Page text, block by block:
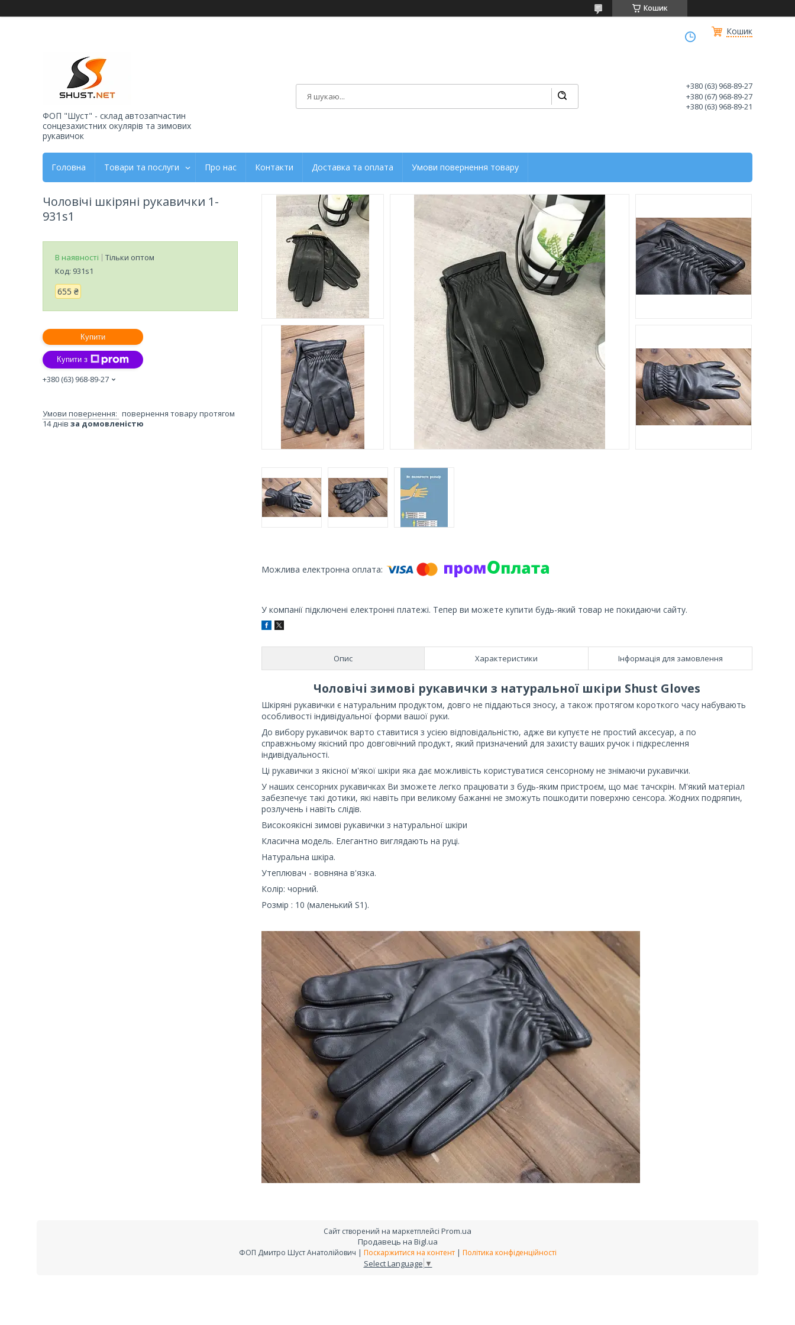
Кошик
Кошик
ФОП "Шуст" - склад автозапчастин
сонцезахистних окулярів та зимових
рукавичок
+380 (63) 968-89-27
+380 (67) 968-89-27
+380 (63) 968-89-21
Головна Товари та послуги Про нас Контакти Доставка та оплата Умови повернення товару
У компанії підключені електронні платежі. Тепер ви можете купити будь-який товар не покидаючи сайту.
Опис Характеристики Інформація для замовлення
Чоловічі зимові рукавички з натуральної шкіри Shust Gloves
Шкіряні рукавички є натуральним продуктом, довго не піддаються зносу, а також протягом короткого часу набувають
особливості індивідуальної форми вашої руки.
До вибору рукавичок варто ставитися з усією відповідальністю, адже ви купуєте не простий аксесуар, а по
справжньому якісний про довговічний продукт, який призначений для захисту ваших ручок і підкреслення
індивідуальності.
Ці рукавички з якісної м'якої шкіри яка дає можливість користуватися сенсорному не знімаючи рукавички.
У наших сенсорних рукавичках Ви зможете легко працювати з будь-яким пристроєм, що має тачскрін. М'який матеріал
забезпечує такі дотики, які навіть при великому бажанні не зможуть пошкодити поверхню сенсора. Жодних подряпин,
розлучень і навіть слідів.
Високоякісні зимові рукавички з натуральної шкіри
Класична модель. Елегантно виглядають на руці.
Натуральна шкіра.
Утеплювач - вовняна в'язка.
Колір: чорний.
Розмір : 10 (маленький S1).
Чоловічі шкіряні рукавички 1-
931s1
В наявності
Тільки оптом
Код: 931s1
655 ₴
Купити
Купити з
+380 (63) 968-89-27
повернення товару протягом
14 днів за домовленістю
Сайт створений на маркетплейсі Prom.ua
Продавець на Bigl.ua
ФОП Дмитро Шуст Анатолійович | Поскаржитися на контент | Політика конфіденційності
Select Language ▼